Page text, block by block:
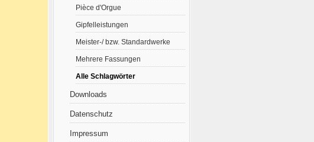
Pièce d'Orgue
Gipfelleistungen
Meister-/ bzw. Standardwerke
Mehrere Fassungen
Alle Schlagwörter
Downloads
Datenschutz
Impressum